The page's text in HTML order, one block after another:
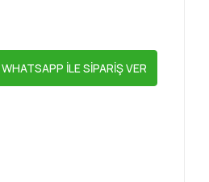
WHATSAPP İLE SİPARİŞ VER